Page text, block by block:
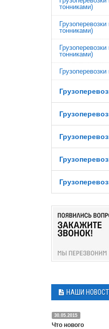
тонниками)
тонниками)
тонниками)
НАШИ
30.05.2015
Что нового